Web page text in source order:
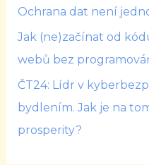
Ochrana dat není
Jak (ne)začínat od
webů bez
ČT24: Lídr v
bydlením. Jak je na
prosperity?